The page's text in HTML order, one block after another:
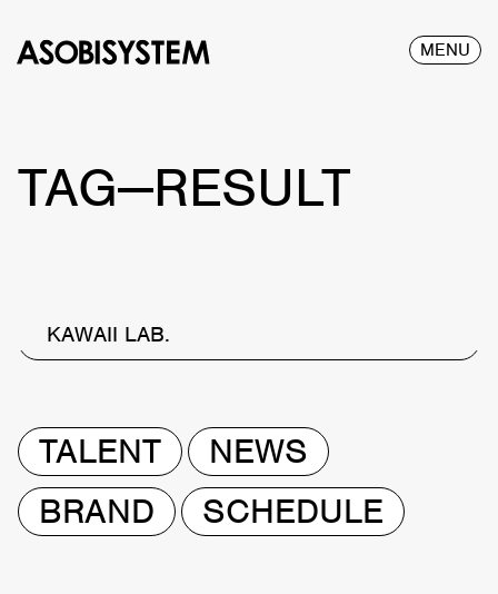
MENU
TAG—RESULT
KAWAII LAB.
TALENT
NEWS
BRAND
SCHEDULE